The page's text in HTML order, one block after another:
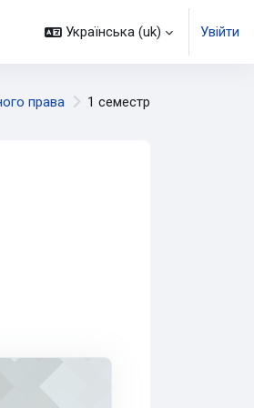
Українська ‎(uk)‎ Увійти
права 1 семестр
захист трудових прав людини